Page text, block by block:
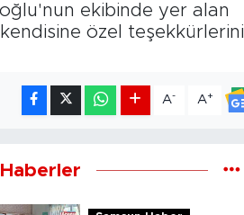
ekibinde yer alan
özel teşekkürlerini
A- A+